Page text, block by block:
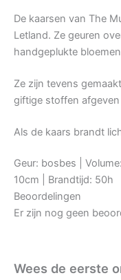
De kaarsen van The
Letland. Ze geuren
handgeplukte
Ze zijn tevens
giftige stoffen afgeven
Als de kaars brandt
Geur: bosbes |
10cm | Brandtijd: 50h
Beoordelingen
Er zijn nog geen
Wees de eerste